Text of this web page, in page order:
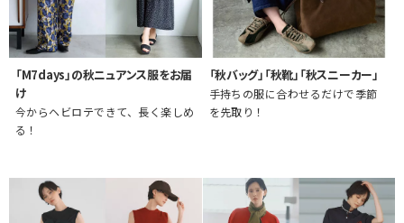
「M7days」の秋ニュアンス服をお届
け
今からヘビロテできて、長く楽しめ
る！
「秋バッグ」「秋靴」「秋スニーカー」
手持ちの服に合わせるだけで季節
を先取り！